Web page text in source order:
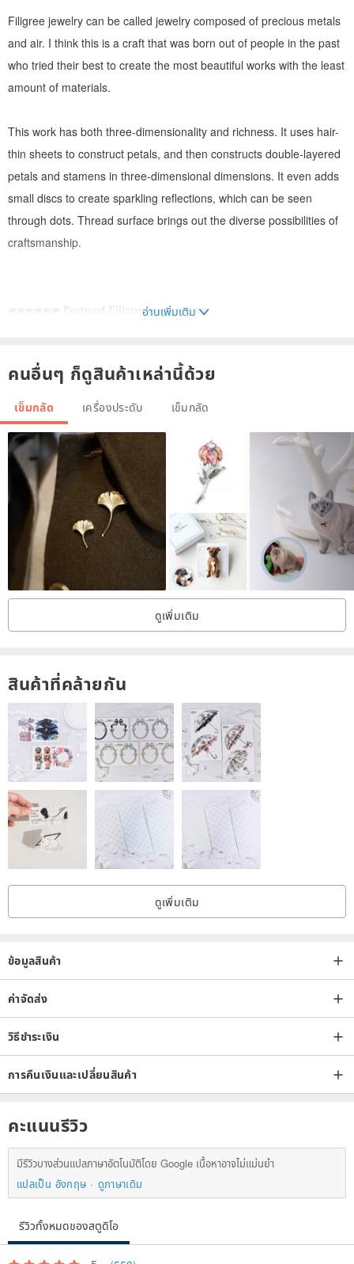
Filigree jewelry can be called jewelry composed of precious metals
and air. I think this is a craft that was born out of people in the past
who tried their best to create the most beautiful works with the least
amount of materials.
This work has both three-dimensionality and richness. It uses hair-
thin sheets to construct petals, and then constructs double-layered
petals and stamens in three-dimensional dimensions. It even adds
small discs to create sparkling reflections, which can be seen
through dots. Thread surface brings out the diverse possibilities of
craftsmanship.
▰▰▰▰▰▰ 𝐏𝐨𝐫𝐭𝐮𝐠𝐚𝐥 𝐅𝐢𝐥𝐢𝐠𝐫𝐞𝐞 ▰▰▰▰▰▰▰
Mesopotamia and Egypt, and is a craft that sprouted in the third
millennium BC. The origin in Portugal can be traced back to the
Phoenicians in the second millennium BC. It was not until the
Moorish occupation in the eighth century AD that filigree jewelry
was confirmed to have appeared in the Iberian Peninsula.
Later, Portugal continued this craft and developed a unique filigree
style along with the culture, which almost disappeared in Spain.
▰▰▰▰▰▰Antique jewelry details▰▰▰▰▰▰
Dimensions: approx. 4.5 × 7 cm
Condition: Good, minor signs of age
Note: There is a Silicone plug attached to the end of the pin; if the
safety buckle is lost, it can be used normally as a C-shaped buckle.
▰▰▰▰▰▰About the case office▰▰▰▰▰▰
✧𝐈✧The director personally selects jewelry and old pieces from the
United States, Canada, Britain, Spain, Germany, Italy, Japan and
brand new, it may not be in brand new condition.
communicate and consider in detail
✧𝐈𝐈𝐈✧If there are any flaws or traces of use on antique jewelry, they
are all shown faithfully in the photos.Please confirm
carefully before purchasing. You are also welcome to email us for
✧𝐈𝐕✧The antique jewelry has been roughly tidied up before being
replacement of accessories, it will be explained in the details.
อ่านเพิ่มเติม
คนอื่นๆ ก็ดูสินค้าเหล่านี้ด้วย
เข็มกลัด เครื่องประดับ เข็มกลัด
ดูเพิ่มเติม
สินค้าที่คล้ายกัน
ดูเพิ่มเติม
ข้อมูลสินค้า
ค่าจัดส่ง
วิธีชำระเงิน
การคืนเงินและเปลี่ยนสินค้า
คะแนนรีวิว
มีรีวิวบางส่วนแปลภาษาอัตโนมัติโดย Google เนื้อหาอาจไม่แม่นยำ
แปลเป็น อังกฤษ
ดูภาษาเดิม
รีวิวทั้งหมดของสตูดิโอ